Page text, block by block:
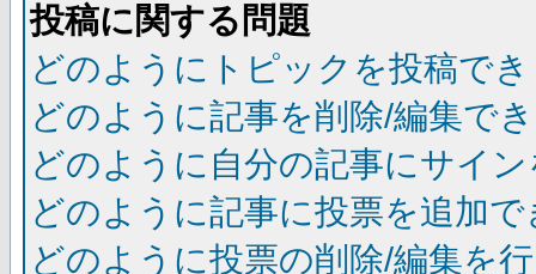
投稿に関する問題
どのようにトピックを投稿で
どのように記事を削除/編集で
どのように自分の記事にサイ
どのように記事に投票を追加
どのように投票の削除/編集を